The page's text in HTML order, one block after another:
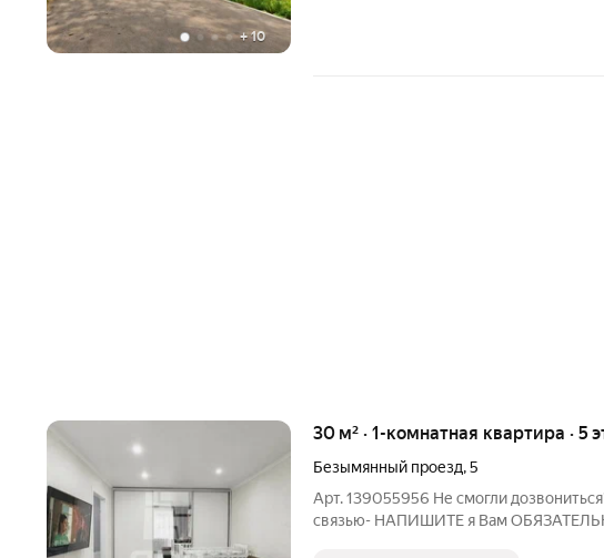
+10
30 м² · 1-комнатная квартира · 5
Безымянный проезд,5
Арт. 139055956 Не смогли
связью- НАПИШИТЕ я Вам